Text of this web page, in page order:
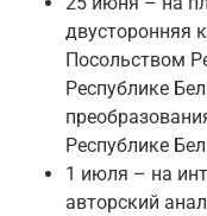
двусторонняя
Посольством
Республике
Республике
1 июля – на
авторский